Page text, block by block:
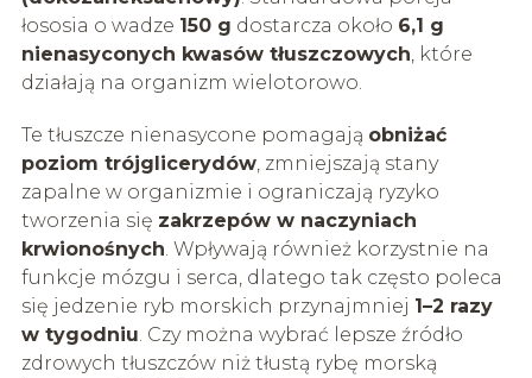
łososia o wadze 150 g dostarcza około 6,1 g
nienasyconych kwasów tłuszczowych, które
działają na organizm wielotorowo.
Te tłuszcze nienasycone pomagają obniżać
poziom trójglicerydów, zmniejszają stany
zapalne w organizmie i ograniczają ryzyko
tworzenia się zakrzepów w naczyniach
krwionośnych. Wpływają również korzystnie na
funkcje mózgu i serca, dlatego tak często poleca
się jedzenie ryb morskich przynajmniej 1–2 razy
w tygodniu. Czy można wybrać lepsze źródło
zdrowych tłuszczów niż tłustą rybę morską